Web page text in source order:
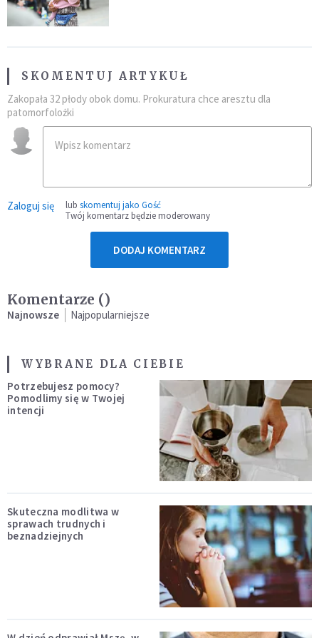
SKOMENTUJ ARTYKUŁ
Zakopała 32 płody obok domu. Prokuratura chce aresztu dla
patomorfolożki
Zaloguj się lub skomentuj jako Gość
Twój komentarz będzie moderowany
DODAJ KOMENTARZ
Komentarze ()
Najnowsze Najpopularniejsze
WYBRANE DLA CIEBIE
Potrzebujesz pomocy?
Pomodlimy się w Twojej
intencji
Skuteczna modlitwa w
sprawach trudnych i
beznadziejnych